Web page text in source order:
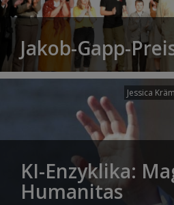
Jakob-Gapp-
Jessica
KI-Enzyklika:
Humanitas